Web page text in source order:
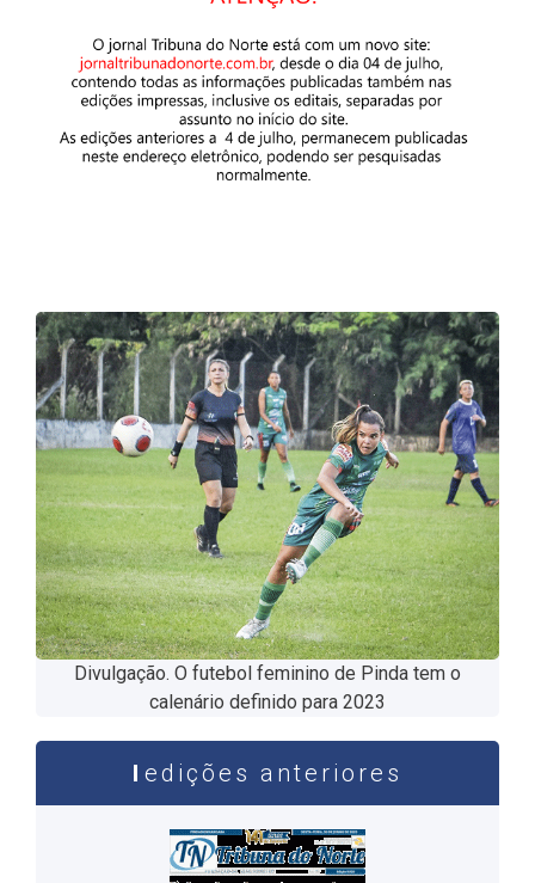
Divulgação. O futebol feminino de Pinda tem o
calenário definido para 2023
edições anteriores